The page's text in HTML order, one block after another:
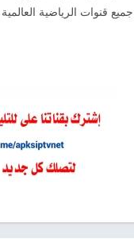
قنوات الرياضية